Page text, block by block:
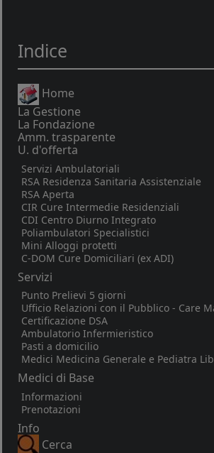
Indice
Home
La Gestione
La Fondazione
Amm. trasparente
U. d'offerta
Servizi Ambulatoriali
RSA Residenza Sanitaria Assistenziale
RSA Aperta
CIR Cure Intermedie Residenziali
CDI Centro Diurno Integrato
Poliambulatori Specialistici
Mini Alloggi protetti
C-DOM Cure Domiciliari (ex ADI)
Servizi
Punto Prelievi 5 giorni
Ufficio Relazioni con il Pubblico - Care
Certificazione DSA
Ambulatorio Infermieristico
Pasti a domicilio
Medici Medicina Generale e Pediatra
Medici di Base
Informazioni
Prenotazioni
Info
Cerca